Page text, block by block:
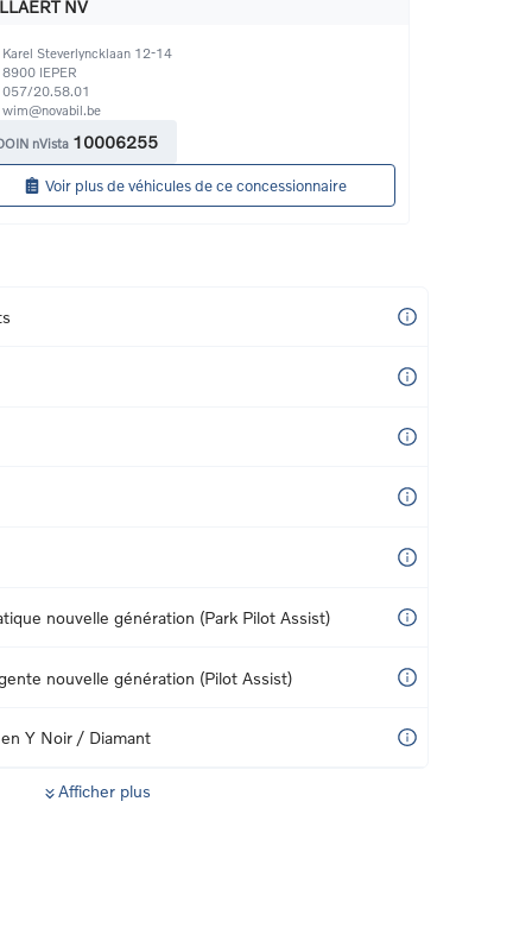
NV
Karel Steverlyncklaan 12-14
8900 IEPER
057/20.58.01
wim@novabil.be
nVista 10006255
Voir plus de véhicules de ce concessionnaire
nouvelle génération (Park Pilot Assist)
nouvelle génération (Pilot Assist)
Y Noir / Diamant
Afficher plus